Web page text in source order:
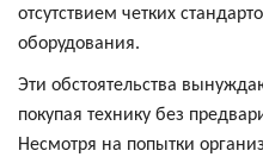
отсутствием четких
оборудования.
Эти обстоятельства
покупая технику без
Несмотря на попытки